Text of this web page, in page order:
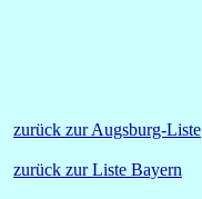
zurück zur Augsburg-Liste
zurück zur Liste Bayern